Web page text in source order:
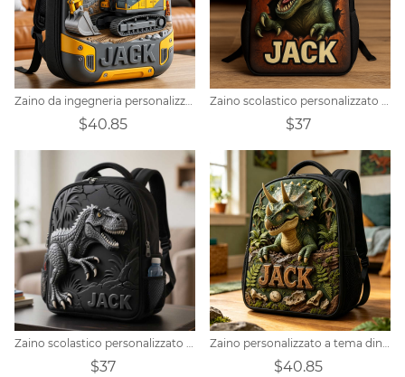
Zaino da ingegneria personalizzato a tema escavatore
$40.85
Zaino scolastico personalizzato per bambini con tema "Amanti dei dinosauri"
$37
Zaino scolastico personalizzato a tema dinosauri per bambini
$37
Zaino personalizzato a tema dinosauri della giungla
$40.85